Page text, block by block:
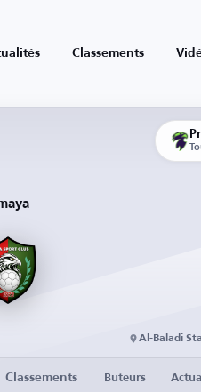
Classements
Al-Baladi
Classements Buteurs